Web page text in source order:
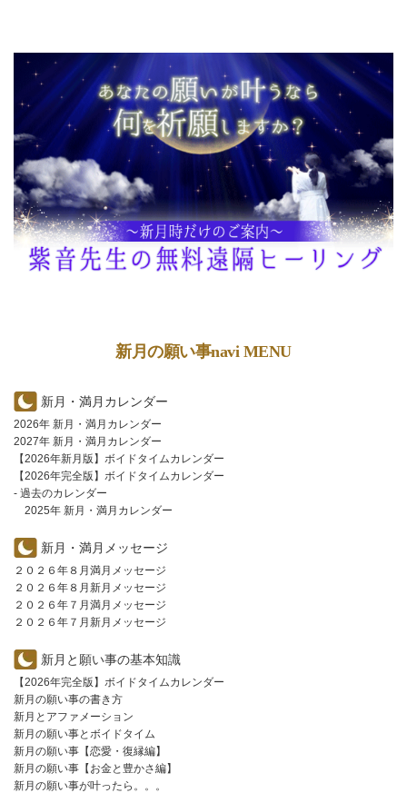
新月の願い事navi MENU
新月・満月カレンダー
2026年 新月・満月カレンダー
2027年 新月・満月カレンダー
【2026年新月版】ボイドタイムカレンダー
【2026年完全版】ボイドタイムカレンダー
- 過去のカレンダー
2025年 新月・満月カレンダー
新月・満月メッセージ
２０２６年８月満月メッセージ
２０２６年８月新月メッセージ
２０２６年７月満月メッセージ
２０２６年７月新月メッセージ
新月と願い事の基本知識
【2026年完全版】ボイドタイムカレンダー
新月の願い事の書き方
新月とアファメーション
新月の願い事とボイドタイム
新月の願い事【恋愛・復縁編】
新月の願い事【お金と豊かさ編】
新月の願い事が叶ったら。。。